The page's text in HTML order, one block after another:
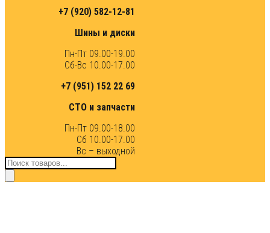
+7 (920) 582-12-81
Шины и диски
Пн-Пт 09.00-19.00
Сб-Вс 10.00-17.00
+7 (951) 152 22 69
СТО и запчасти
Пн-Пт 09.00-18.00
Сб 10.00-17.00
Вс – выходной
Поиск
товаров